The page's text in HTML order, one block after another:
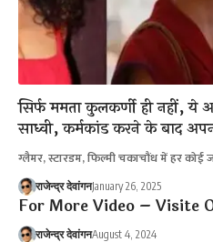
सिर्फ ममता कुलकर्णी ही नहीं, ये
साध्वी, कर्मकांड करने के बाद
ग्लैमर, स्टारडम, फिल्मी चकाचौंध में हर
राजेन्द्र देवांगनJanuary 26, 2025
For More Video – Visite
राजेन्द्र देवांगनAugust 4, 2024